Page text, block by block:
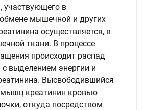
участвующего в
мышечной и других
осуществляется, в
ткани. В процессе
происходит распад
выделением энергии и
Высвободившийся
креатинин кровью
откуда посредством